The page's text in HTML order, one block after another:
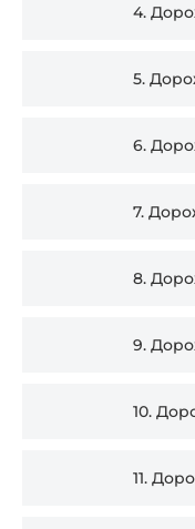
4.
5.
6.
7.
8.
9.
10.
11.